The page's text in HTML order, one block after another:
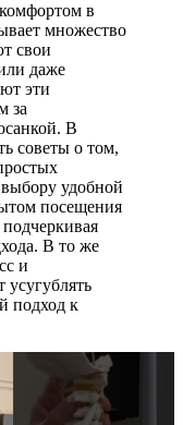
в
множество
свои
даже
эти
за
В
советы о том,
удобной
посещения
В то же
и
подход к